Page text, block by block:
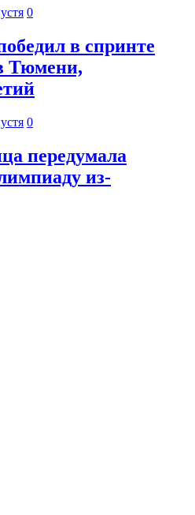
0
в спринте
Тюмени,
0
передумала
из-